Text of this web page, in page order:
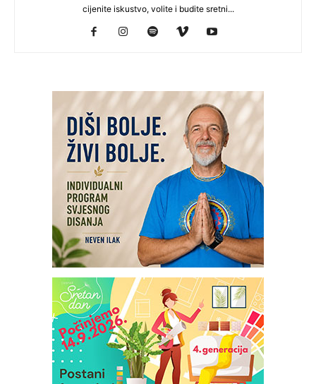
cijenite iskustvo, volite i budite sretni...